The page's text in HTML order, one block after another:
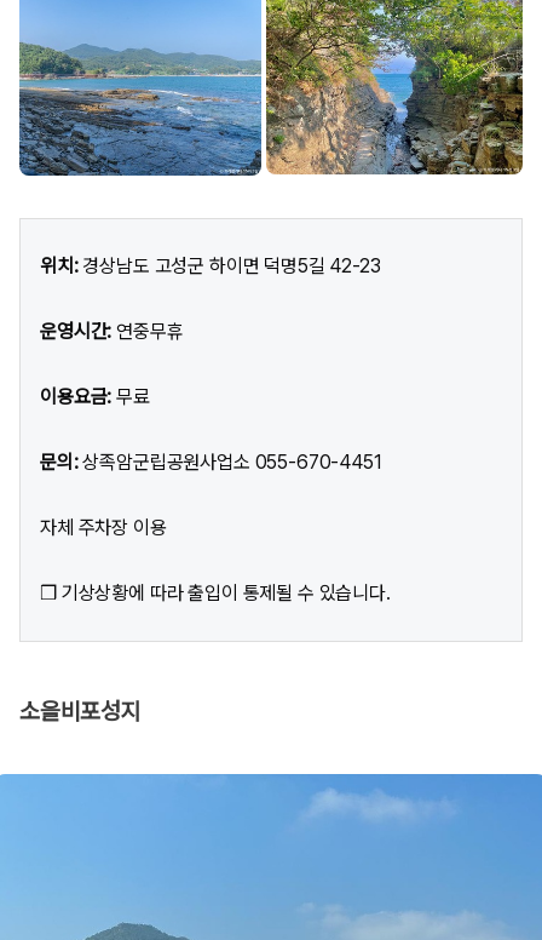
위치: 경상남도 고성군 하이면 덕명5길 42-23
운영시간:연중무휴
이용요금:무료
문의:상족암군립공원사업소 055-670-4451
자체 주차장 이용
❒ 기상상황에 따라 출입이 통제될 수 있습니다.
소을비포성지